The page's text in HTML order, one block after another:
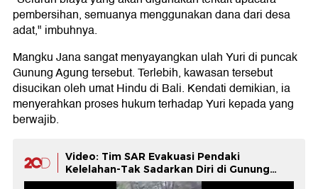
pembersihan, semuanya menggunakan dana dari desa
adat," imbuhnya.
Mangku Jana sangat menyayangkan ulah Yuri di puncak
Gunung Agung tersebut. Terlebih, kawasan tersebut
disucikan oleh umat Hindu di Bali. Kendati demikian, ia
menyerahkan proses hukum terhadap Yuri kepada yang
berwajib.
Video: Tim SAR Evakuasi Pendaki
Kelelahan-Tak Sadarkan Diri di Gunung
Agung